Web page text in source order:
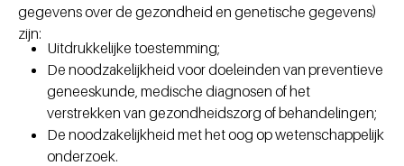
gegevens over de gezondheid en genetische gegevens)
zijn:
Uitdrukkelijke toestemming;
De noodzakelijkheid voor doeleinden van preventieve
geneeskunde, medische diagnosen of het
verstrekken van gezondheidszorg of behandelingen;
De noodzakelijkheid met het oog op wetenschappelijk
onderzoek.